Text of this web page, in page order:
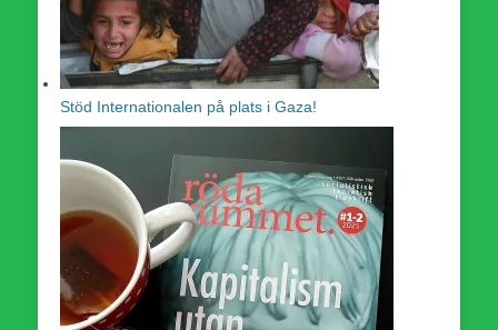
Stöd Internationalen på plats i Gaza!